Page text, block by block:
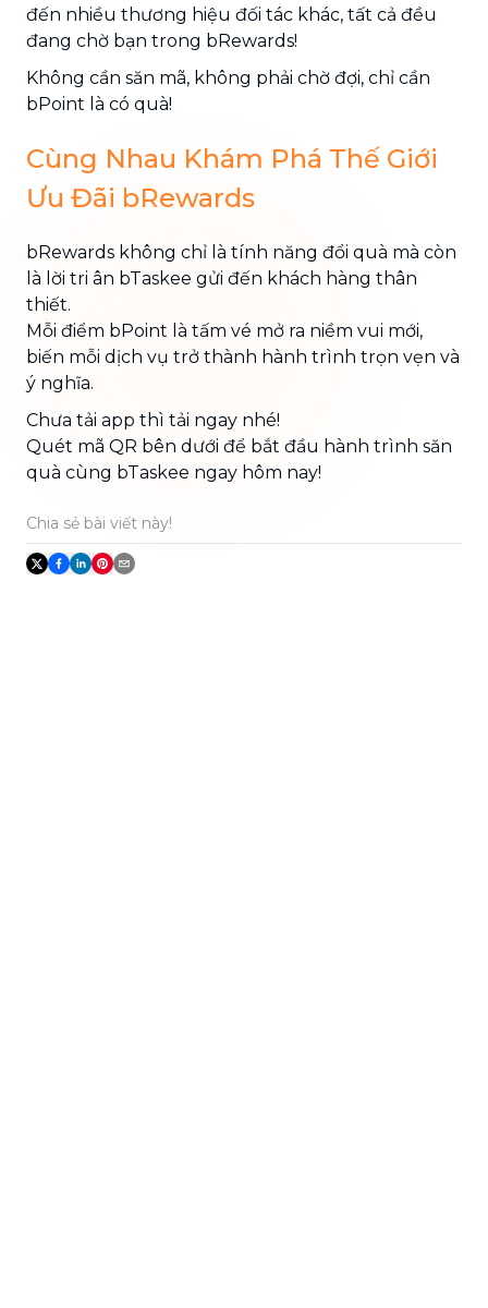
đến nhiều thương hiệu đối tác khác, tất cả đều
đang chờ bạn trong bRewards!
Không cần săn mã, không phải chờ đợi, chỉ cần
bPoint là có quà!
Cùng Nhau Khám Phá Thế Giới
Ưu Đãi bRewards
bRewards không chỉ là tính năng đổi quà mà còn
là lời tri ân bTaskee gửi đến khách hàng thân
thiết.
Mỗi điểm bPoint là tấm vé mở ra niềm vui mới,
biến mỗi dịch vụ trở thành hành trình trọn vẹn và
ý nghĩa.
Chưa tải app thì tải ngay nhé!
Quét mã QR bên dưới để bắt đầu hành trình săn
quà cùng bTaskee ngay hôm nay!
Chia sẻ bài viết này!